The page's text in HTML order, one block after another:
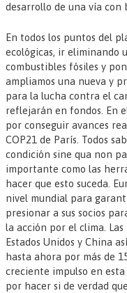
desarrollo de una vía con
En todos los puntos del
ecológicas, ir eliminando
combustibles fósiles y
ampliamos una nueva y
para la lucha contra el
reflejarán en fondos. En
por conseguir avances
COP21 de París. Todos
condición sine qua non
importante como las
hacer que esto suceda.
nivel mundial para
presionar a sus socios
la acción por el clima.
Estados Unidos y China
hasta ahora por más de
creciente impulso en
por hacer si de verdad